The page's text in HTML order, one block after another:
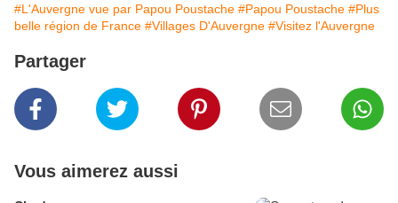
#L'Auvergne vue par Papou Poustache #Papou Poustache #Plus
belle région de France #Villages D'Auvergne #Visitez l'Auvergne
Partager
Vous aimerez aussi